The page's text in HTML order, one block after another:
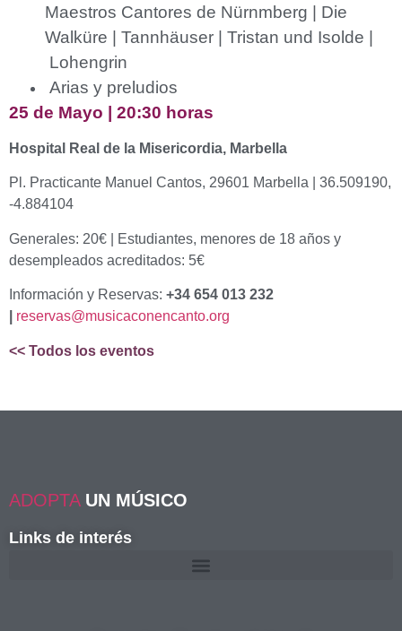
Maestros Cantores de Nürnmberg | Die
Walküre | Tannhäuser | Tristan und Isolde |
Lohengrin
Arias y preludios
25 de Mayo | 20:30 horas
Hospital Real de la Misericordia, Marbella
Pl. Practicante Manuel Cantos, 29601 Marbella | 36.509190,
-4.884104
Generales: 20€ | Estudiantes, menores de 18 años y
desempleados acreditados: 5€
Información y Reservas: +34 654 013 232
reservas@musicaconencanto.org
<< Todos los eventos
ADOPTA UN MÚSICO
Links de interés